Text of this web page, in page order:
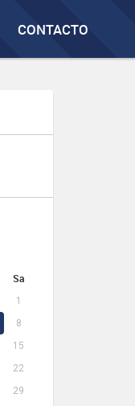
CONTACTO
Sa
1
8
15
22
29